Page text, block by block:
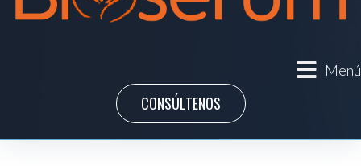
Menú
CONSÚLTENOS